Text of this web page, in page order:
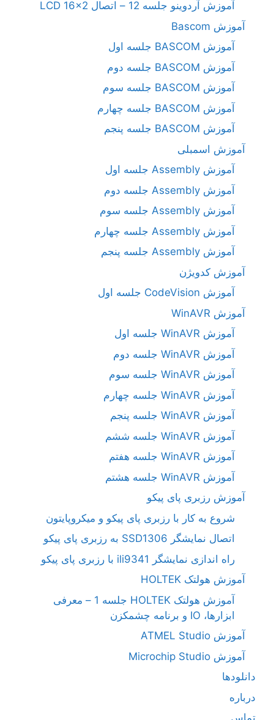
آموزش آردوینو جلسه 12 – اتصال LCD 16×2
آموزش Bascom
آموزش BASCOM جلسه اول
آموزش BASCOM جلسه دوم
آموزش BASCOM جلسه سوم
آموزش BASCOM جلسه چهارم
آموزش BASCOM جلسه پنجم
آموزش اسمبلی
آموزش Assembly جلسه اول
آموزش Assembly جلسه دوم
آموزش Assembly جلسه سوم
آموزش Assembly جلسه چهارم
آموزش Assembly جلسه پنجم
آموزش کدویژن
آموزش CodeVision جلسه اول
آموزش WinAVR
آموزش WinAVR جلسه اول
آموزش WinAVR جلسه دوم
آموزش WinAVR جلسه سوم
آموزش WinAVR جلسه چهارم
آموزش WinAVR جلسه پنجم
آموزش WinAVR جلسه ششم
آموزش WinAVR جلسه هفتم
آموزش WinAVR جلسه هشتم
آموزش رزبری پای پیکو
شروع به کار با رزبری پای پیکو و میکروپایتون
اتصال نمایشگر SSD1306 به رزبری پای پیکو
راه اندازی نمایشگر ili9341 با رزبری پای پیکو
آموزش هولتک HOLTEK
آموزش هولتک HOLTEK جلسه 1 – معرفی
ابزارها، IO و برنامه چشمکزن
آموزش ATMEL Studio
آموزش Microchip Studio
دانلودها
درباره